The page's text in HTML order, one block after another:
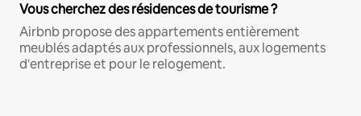
Vous cherchez des résidences de tourisme ?
Airbnb propose des appartements entièrement
meublés adaptés aux professionnels, aux logements
d'entreprise et pour le relogement.